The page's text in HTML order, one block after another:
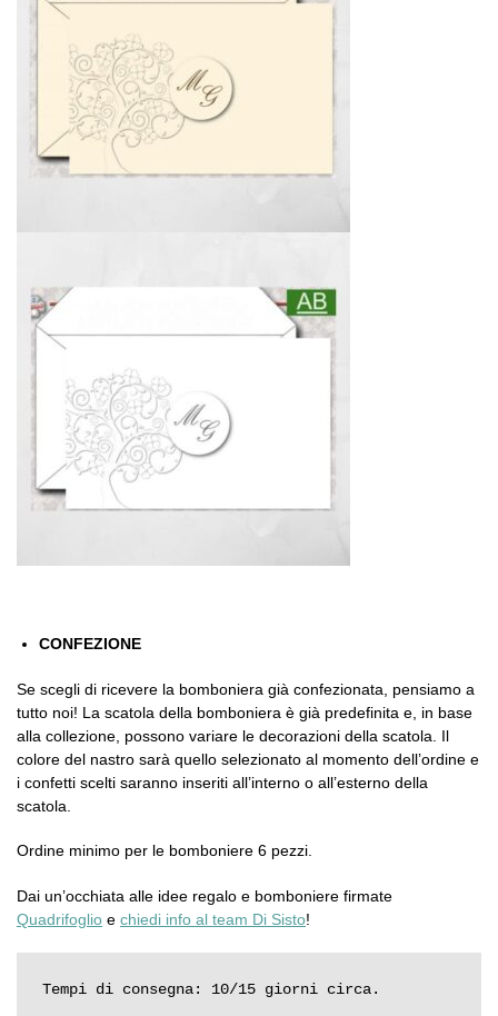
CONFEZIONE
Se scegli di ricevere la bomboniera già confezionata, pensiamo a
tutto noi! La scatola della bomboniera è già predefinita e, in base
alla collezione, possono variare le decorazioni della scatola. Il
colore del nastro sarà quello selezionato al momento dell’ordine e
i confetti scelti saranno inseriti all’interno o all’esterno della
scatola.
Ordine minimo per le bomboniere 6 pezzi.
Dai un’occhiata alle idee regalo e bomboniere firmate
Quadrifoglio e chiedi info al team Di Sisto!
Tempi di consegna: 10/15 giorni circa.